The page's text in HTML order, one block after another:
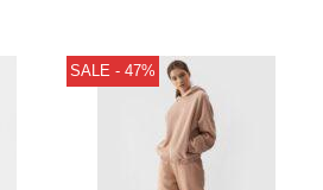
SALE - 47%